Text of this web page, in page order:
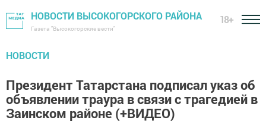
НОВОСТИ ВЫСОКОГОРСКОГО РАЙОНА
Газета "Высокогорские вести"
18+
НОВОСТИ
Президент Татарстана подписал указ об
объявлении траура в связи с трагедией в
Заинском районе (+ВИДЕО)